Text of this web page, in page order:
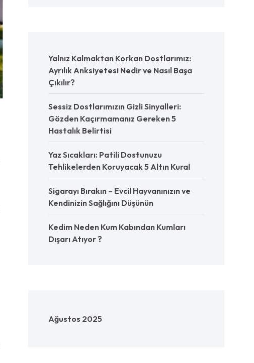
Yalnız Kalmaktan Korkan Dostlarımız:
Ayrılık Anksiyetesi Nedir ve Nasıl Başa
Çıkılır?
Sessiz Dostlarımızın Gizli Sinyalleri:
Gözden Kaçırmamanız Gereken 5
Hastalık Belirtisi
Yaz Sıcakları: Patili Dostunuzu
Tehlikelerden Koruyacak 5 Altın Kural
Sigarayı Bırakın – Evcil Hayvanınızın ve
Kendinizin Sağlığını Düşünün
Kedim Neden Kum Kabından Kumları
Dışarı Atıyor ?
Ağustos 2025